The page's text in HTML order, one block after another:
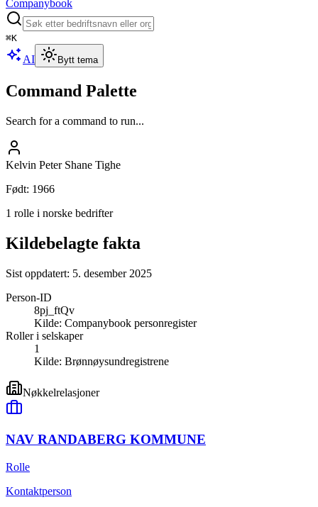
Companybook
⌘K
AI Bytt tema
Command Palette
Search for a command to run...
Kelvin Peter Shane Tighe
Født: 1966
1 rolle i norske bedrifter
Kildebelagte fakta
Sist oppdatert: 5. desember 2025
Person-ID
8pj_ftQv
Kilde: Companybook personregister
Roller i selskaper
1
Kilde: Brønnøysundregistrene
Nøkkelrelasjoner
NAV RANDABERG KOMMUNE
Rolle
Kontaktperson